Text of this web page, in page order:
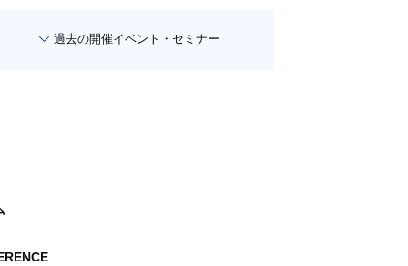
過去の開催イベント・セミナー